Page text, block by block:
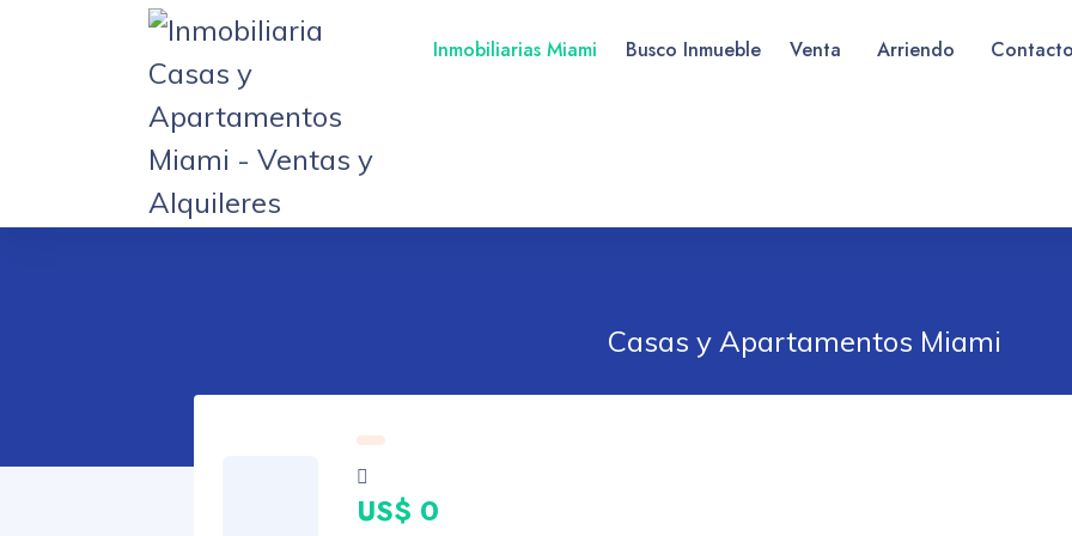
Inmobiliarias Miami Busco Inmueble Venta Arriendo
Casas y Apartamentos Miami
US$ 0